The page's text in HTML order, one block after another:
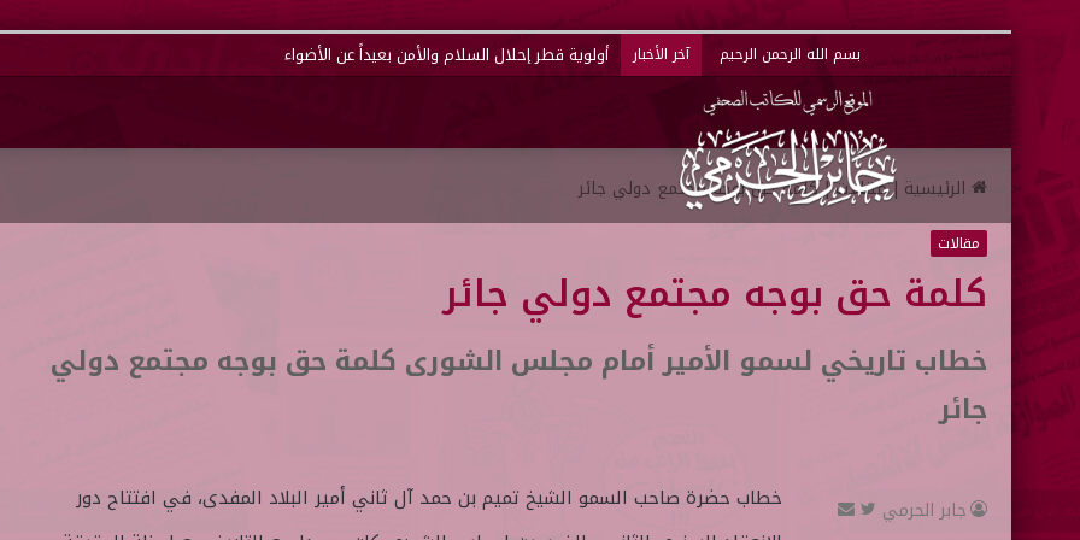
بسم الله الرحمن الرحيم آخر الأخبار أولوية قطر إحلال السلام والأمن بعيداً عن الأضواء
الرئيسية |مقالات|كلمة حق بوجه مجتمع دولي جائر
مقالات
كلمة حق بوجه مجتمع دولي جائر
خطاب تاريخي لسمو الأمير أمام مجلس الشورى كلمة حق بوجه مجتمع دولي
جائر
خطاب حضرة صاحب السمو الشيخ تميم بن حمد آل ثاني أمير البلاد المفدى، في افتتاح دور
جابر الحرمي
ت